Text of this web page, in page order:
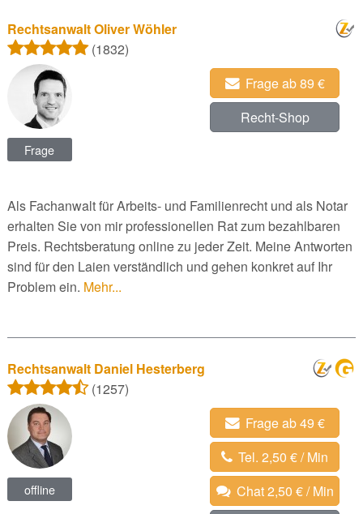
Rechtsanwalt Oliver Wöhler
(1832)
Frage
Frage ab 89 €
Recht-Shop
Als Fachanwalt für Arbeits- und Familienrecht und als Notar
erhalten Sie von mir professionellen Rat zum bezahlbaren
Preis. Rechtsberatung online zu jeder Zeit. Meine Antworten
sind für den Laien verständlich und gehen konkret auf Ihr
Problem ein. Mehr...
Rechtsanwalt Daniel Hesterberg
(1257)
offline
Frage ab 49 €
Tel. 2,50 € / Min
Chat 2,50 € / Min